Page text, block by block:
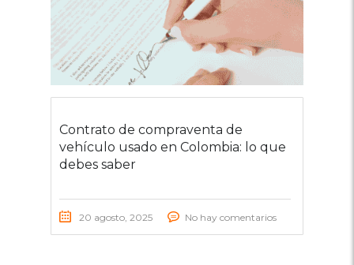
Contrato de compraventa de
vehículo usado en Colombia: lo que
debes saber
20 agosto, 2025 No hay comentarios